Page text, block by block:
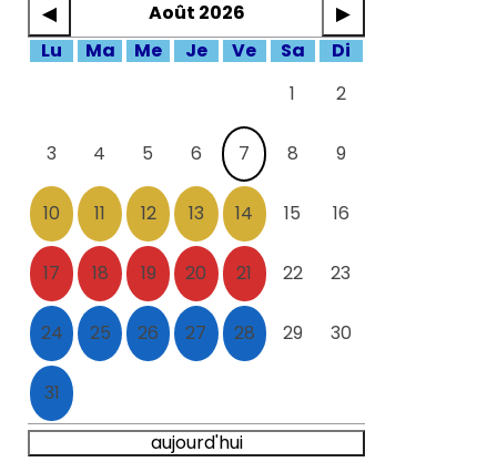
Août 2026
Lu
Ma Me Je Ve Sa
Di
1
2
3 4 5 6 7 8 9
10 11 12 13 14 15 16
17 18 19 20 21 22 23
24 25 26 27 28 29 30
31
aujourd'hui